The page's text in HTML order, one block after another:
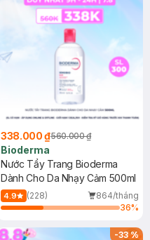
338.000 ₫560.000 ₫
Bioderma
Nước Tẩy Trang Bioderma
Dành Cho Da Nhạy Cảm 500ml
4.9 (228)
864/tháng
36%
-33%